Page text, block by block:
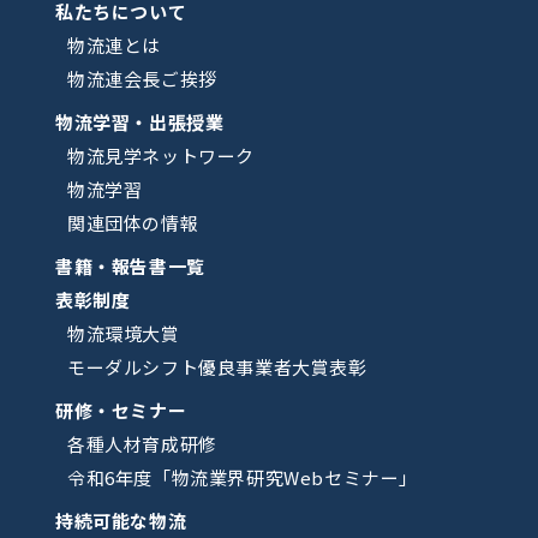
私たちについて
物流連とは
物流連会長ご挨拶
物流学習・出張授業
物流見学ネットワーク
物流学習
関連団体の情報
書籍・報告書一覧
表彰制度
物流環境大賞
モーダルシフト優良事業者大賞表彰
研修・セミナー
各種人材育成研修
令和6年度「物流業界研究Webセミナー」
持続可能な物流